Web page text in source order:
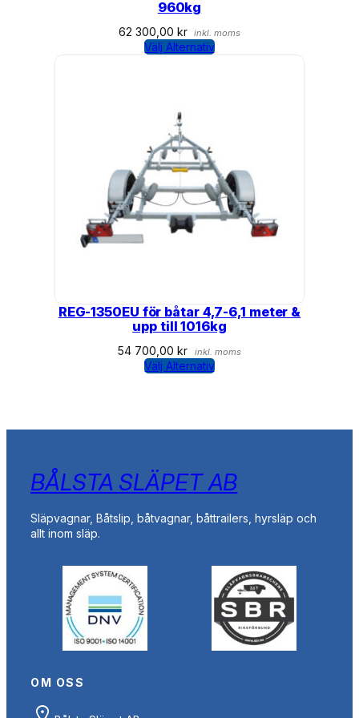
960kg
62 300,00 kr inkl. moms
Välj Alternativ
REG-1350EU för båtar 4,7-6,1 meter &
upp till 1016kg
54 700,00kr inkl. moms
Välj Alternativ
BÅLSTA SLÄPET AB
Släpvagnar, Båtslip, båtvagnar, båttrailers, hyrsläp och
allt inom släp.
OM OSS